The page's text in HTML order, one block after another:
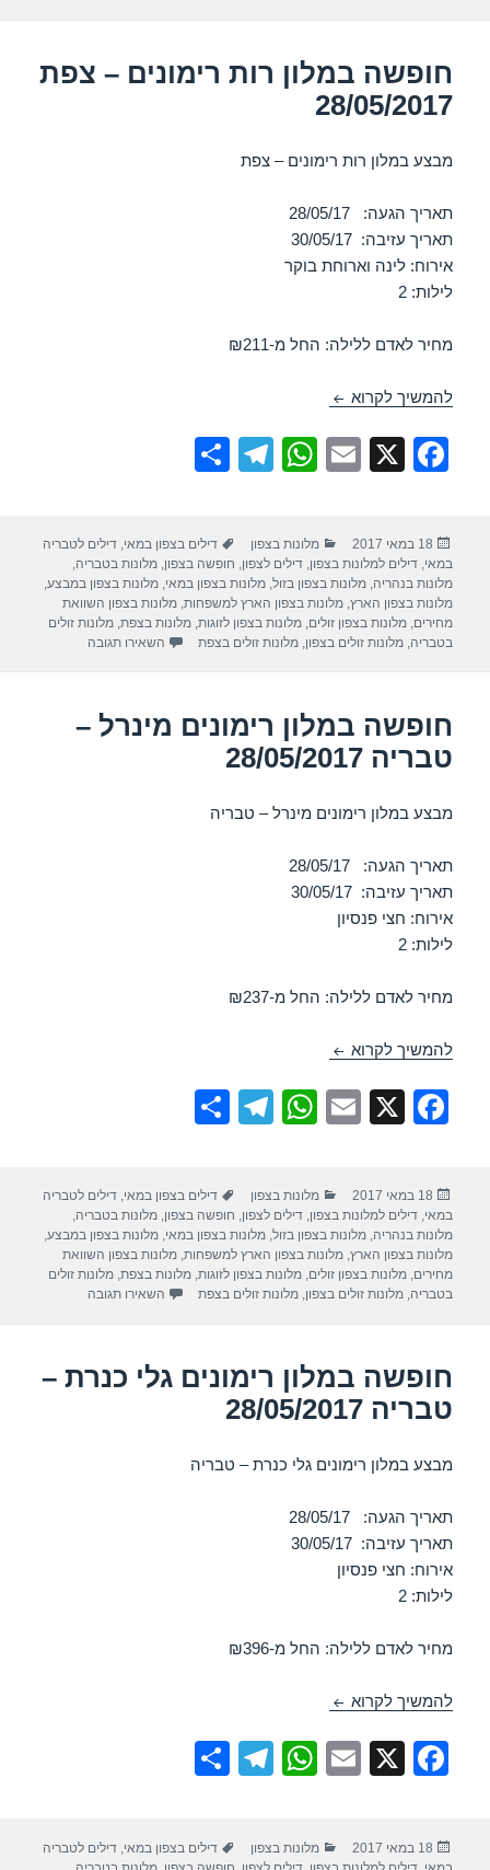
חופשה במלון רות רימונים – צפת
28/05/2017
מבצע במלון רות רימונים – צפת
תאריך הגעה: 28/05/17
תאריך עזיבה: 30/05/17
אירוח: לינה וארוחת בוקר
לילות: 2
מחיר לאדם ללילה: החל מ-₪211
להמשיך לקרוא חופשה במלון רות רימונים – צפת 28/05/2017
F
e
b
o
X
E
W
s
A
p
T
gr
a
m
e
פורסם
בתאריך
18 במאי 2017 קטגוריות
מלונות בצפון תגיות
דילים בצפון במאי,דילים לטבריה
במאי,דילים למלונות בצפון,דילים לצפון, חופשה בצפון,מלונות בטבריה,
מלונות בנהריה,מלונות בצפון בזול,מלונות בצפון במאי,מלונות בצפון במבצע,
מלונות בצפון הארץ,מלונות בצפון הארץ למשפחות,מלונות בצפון השוואת
מחירים,מלונות בצפון זולים,מלונות בצפון לזוגות,מלונות בצפת,מלונות זולים
בטבריה,מלונות זולים בצפון,מלונות זולים בצפת השאירו תגובה
חופשה במלון רימונים מינרל –
טבריה 28/05/2017
מבצע במלון רימונים מינרל – טבריה
תאריך הגעה: 28/05/17
תאריך עזיבה: 30/05/17
אירוח: חצי פנסיון
לילות: 2
מחיר לאדם ללילה: החל מ-₪237
להמשיך לקרוא חופשה במלון רימונים מינרל – טבריה 28/05/2017
F
e
b
o
X
E
W
s
A
p
T
gr
a
m
e
פורסם
בתאריך
18 במאי 2017 קטגוריות
מלונות בצפון תגיות
דילים בצפון במאי,דילים לטבריה
במאי,דילים למלונות בצפון,דילים לצפון, חופשה בצפון,מלונות בטבריה,
מלונות בנהריה,מלונות בצפון בזול,מלונות בצפון במאי,מלונות בצפון במבצע,
מלונות בצפון הארץ,מלונות בצפון הארץ למשפחות,מלונות בצפון השוואת
מחירים,מלונות בצפון זולים,מלונות בצפון לזוגות,מלונות בצפת,מלונות זולים
בטבריה,מלונות זולים בצפון,מלונות זולים בצפת השאירו תגובה
חופשה במלון רימונים גלי כנרת –
טבריה 28/05/2017
מבצע במלון רימונים גלי כנרת – טבריה
תאריך הגעה: 28/05/17
תאריך עזיבה: 30/05/17
אירוח: חצי פנסיון
לילות: 2
מחיר לאדם ללילה: החל מ-₪396
להמשיך לקרוא חופשה במלון רימונים גלי כנרת – טבריה 28/05/2017
F
X
E
W
T
פורסם
בתאריך
18 במאי 2017 קטגוריות
מלונות בצפון תגיות
דילים בצפון במאי ,דילים לטבריה